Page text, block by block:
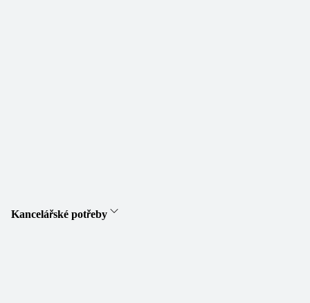
Kancelářské potřeby